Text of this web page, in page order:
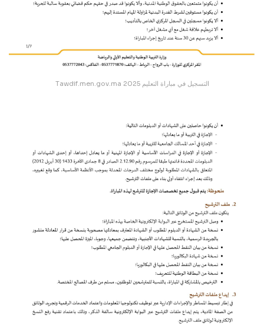
Tawdif.men.gov.ma التسجيل في مباراة التعليم 2025